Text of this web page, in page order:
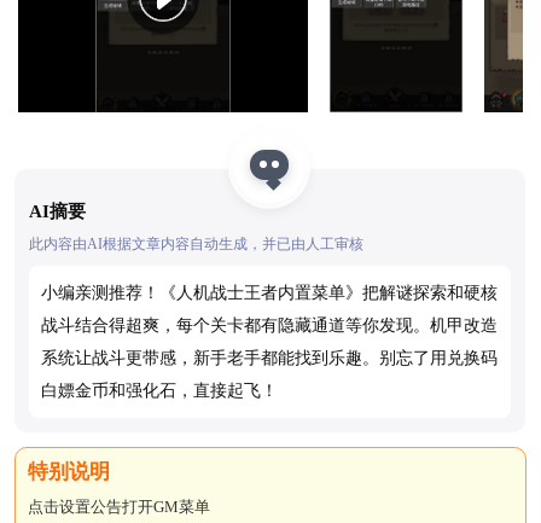
AI摘要
此内容由AI根据文章内容自动生成，并已由人工审核
小编亲测推荐！《人机战士王者内置菜单》把解谜探索和硬核
战斗结合得超爽，每个关卡都有隐藏通道等你发现。机甲改造
系统让战斗更带感，新手老手都能找到乐趣。别忘了用兑换码
白嫖金币和强化石，直接起飞！
点击设置公告打开GM菜单